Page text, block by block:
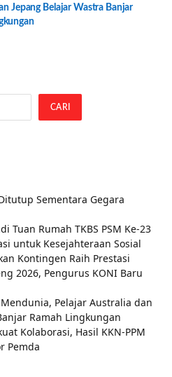
Jepang Belajar Wastra Banjar
CARI
Sementara Gegara
Tuan Rumah TKBS PSM Ke-23
untuk Kesejahteraan Sosial
Kontingen Raih Prestasi
2026, Pengurus KONI Baru
Pelajar Australia dan
Ramah Lingkungan
Kolaborasi, Hasil KKN-PPM
Pemda